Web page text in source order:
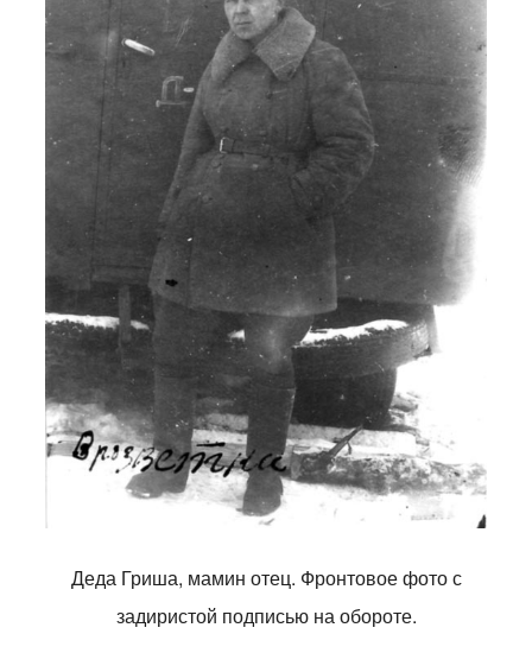
Деда Гриша, мамин отец. Фронтовое фото с
задиристой подписью на обороте.